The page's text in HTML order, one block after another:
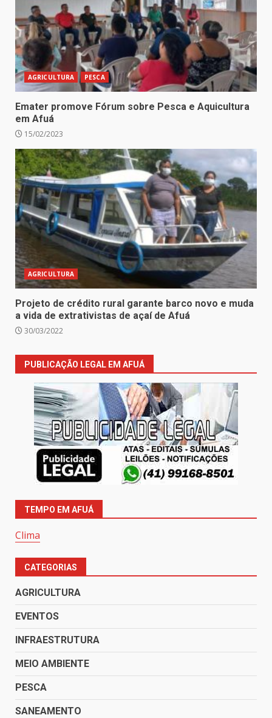
AGRICULTURA PESCA
Emater promove Fórum sobre Pesca e Aquicultura
em Afuá
15/02/2023
AGRICULTURA
Projeto de crédito rural garante barco novo e muda
a vida de extrativistas de açaí de Afuá
30/03/2022
PUBLICAÇÃO LEGAL EM AFUÁ
TEMPO EM AFUÁ
Clima
CATEGORIAS
AGRICULTURA
EVENTOS
INFRAESTRUTURA
MEIO AMBIENTE
PESCA
SANEAMENTO